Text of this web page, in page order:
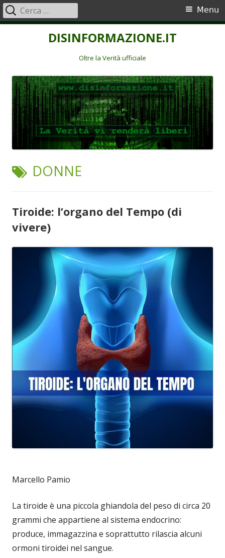
DISINFORMAZIONE.IT
Oltre la Verità ufficiale
Menu
principale
Menu
Ricerca
per:
TAG:
DONNE
Tiroide: l’organo del Tempo (di
vivere)
Marcello Pamio
La tiroide è una piccola ghiandola del peso di circa 20
grammi che appartiene al sistema endocrino:
produce, immagazzina e soprattutto rilascia alcuni
ormoni tiroidei nel sangue.